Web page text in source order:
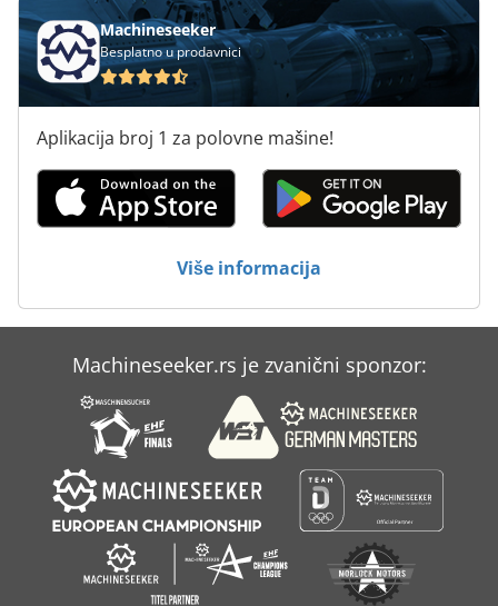
dužan da se sam uveri u stanje i opremu robe. Prodaja se
vrši isključivo prema našim Opštim uslovima poslovanja i
uz isključenje svake garancije.
Machineseeker
Besplatno u prodavnici
Aplikacija broj 1 za polovne mašine!
Više informacija
Machineseeker.rs je zvanični sponzor: